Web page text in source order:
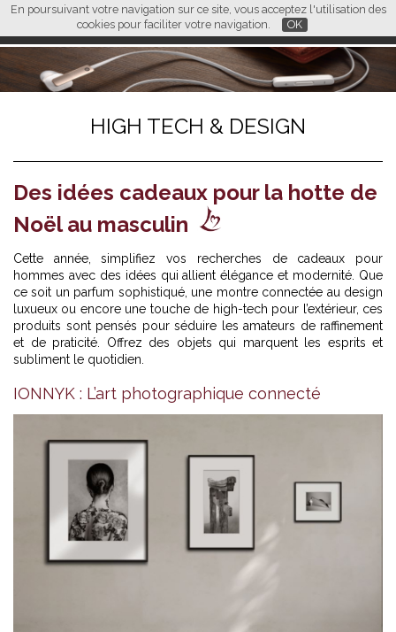
En poursuivant votre navigation sur ce site, vous acceptez l'utilisation des
cookies pour faciliter votre navigation.
OK
FR EN CN
L M
HIGH TECH & DESIGN
Des idées cadeaux pour la hotte de
Noël au masculin
Cette année, simplifiez vos recherches de cadeaux pour
hommes avec des idées qui allient élégance et modernité. Que
ce soit un parfum sophistiqué, une montre connectée au design
luxueux ou encore une touche de high-tech pour l’extérieur, ces
produits sont pensés pour séduire les amateurs de raffinement
et de praticité. Offrez des objets qui marquent les esprits et
subliment le quotidien.
IONNYK : L’art photographique connecté